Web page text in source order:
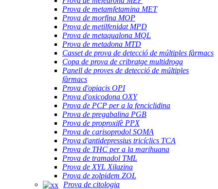
Prova de metamfetamina MET
Prova de morfina MOP
Prova de metilfenidat MPD
Prova de metaqualona MQL
Prova de metadona MTD
Casset de prova de detecció de múltiples fàrmacs
Copa de prova de cribratge multidroga
Panell de proves de detecció de múltiples
fàrmacs
Prova d'opiacis OPI
Prova d'oxicodona OXY
Prova de PCP per a la fenciclidina
Prova de pregabalina PGB
Prova de proproxifè PPX
Prova de carisoprodol SOMA
Prova d'antidepressius tricíclics TCA
Prova de THC per a la marihuana
Prova de tramadol TML
Prova de XYL Xilazina
Prova de zolpidem ZOL
Prova de citologia